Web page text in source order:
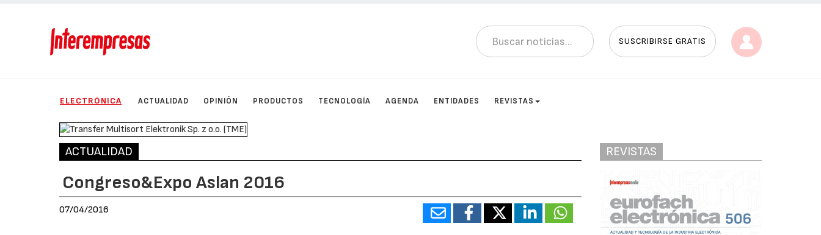
SUSCRIBIRSE GRATIS
ELECTRÓNICA ACTUALIDAD OPINIÓN PRODUCTOS TECNOLOGÍA AGENDA ENTIDADES REVISTAS
ACTUALIDAD
Congreso&Expo Aslan 2016
07/04/2016
REVISTAS